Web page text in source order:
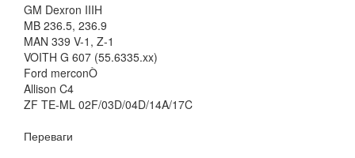
GM Dexron IIIH
MB 236.5, 236.9
MAN 339 V-1, Z-1
VOITH G 607 (55.6335.xx)
Ford merconÒ
Allison C4
ZF TE-ML 02F/03D/04D/14A/17C
Переваги